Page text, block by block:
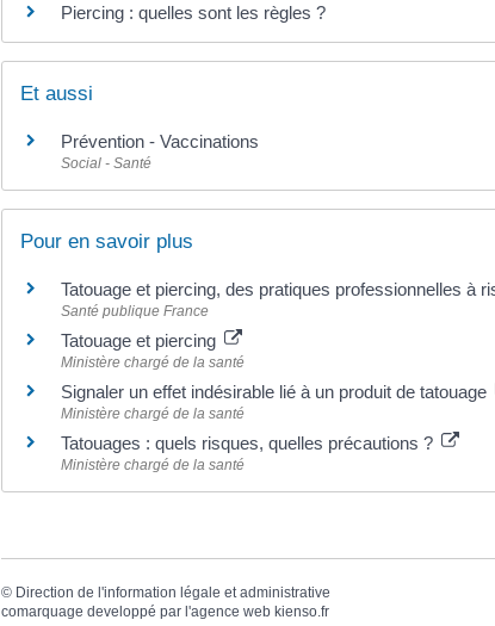
Piercing : quelles sont les règles ?
Et aussi
Prévention - Vaccinations
Social - Santé
Pour en savoir plus
Tatouage et piercing, des pratiques professionnelles à
Santé publique France
Tatouage et piercing
Ministère chargé de la santé
Signaler un effet indésirable lié à un produit de tatouage
Ministère chargé de la santé
Tatouages : quels risques, quelles précautions ?
Ministère chargé de la santé
© Direction de l'information légale et administrative
comarquage developpé par l'agence web kienso.fr